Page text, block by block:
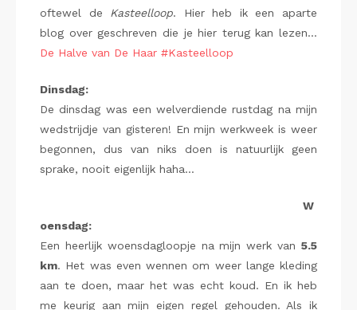
oftewel de
Kasteelloop. Hier heb ik een aparte
blog over geschreven die je hier terug kan lezen…
De Halve van De Haar #Kasteelloop
Dinsdag:
De dinsdag was een welverdiende rustdag na mijn
wedstrijdje van gisteren! En mijn werkweek is weer
begonnen, dus van niks doen is natuurlijk geen
sprake, nooit eigenlijk haha…
W
oensdag:
Een heerlijk woensdagloopje na mijn werk van 5.5
km. Het was even wennen om weer lange kleding
aan te doen, maar het was echt koud. En ik heb
me keurig aan mijn eigen regel gehouden. Als ik